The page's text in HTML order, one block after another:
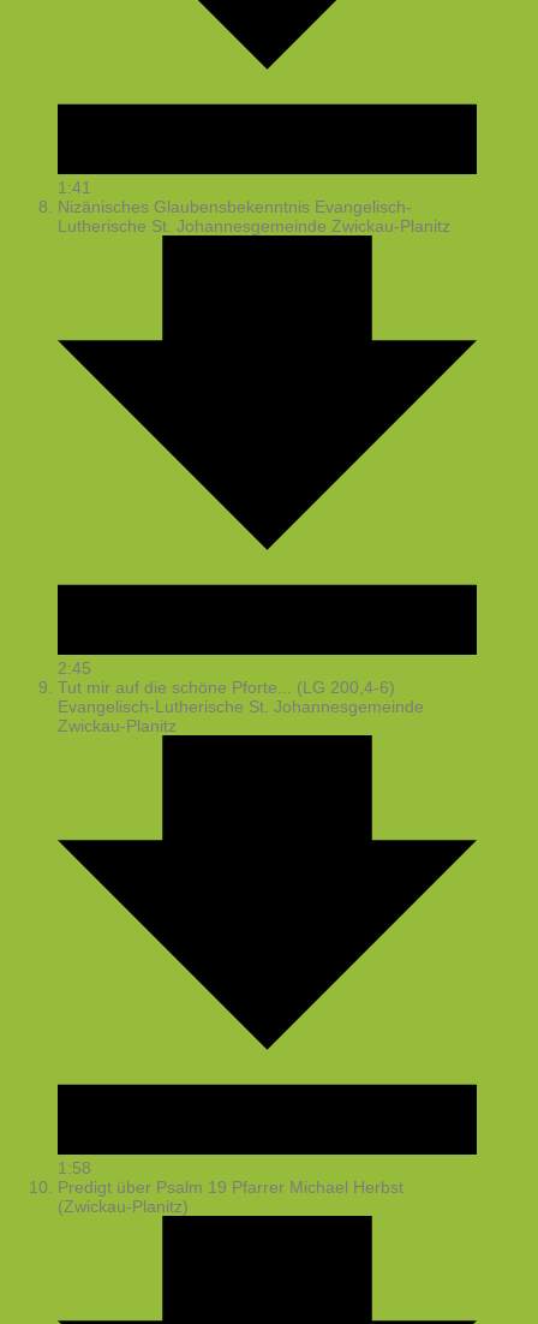
1:41
Nizänisches Glaubensbekenntnis Evangelisch-
Lutherische St. Johannesgemeinde Zwickau-Planitz
2:45
Tut mir auf die schöne Pforte... (LG 200,4-6)
Evangelisch-Lutherische St. Johannesgemeinde
Zwickau-Planitz
1:58
Predigt über Psalm 19 Pfarrer Michael Herbst
(Zwickau-Planitz)